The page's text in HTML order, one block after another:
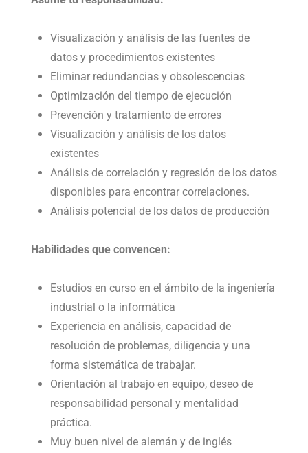
Visualización y análisis de las fuentes de
datos y procedimientos existentes
Eliminar redundancias y obsolescencias
Optimización del tiempo de ejecución
Prevención y tratamiento de errores
Visualización y análisis de los datos
existentes
Análisis de correlación y regresión de los datos
disponibles para encontrar correlaciones.
Análisis potencial de los datos de producción
Habilidades que convencen:
Estudios en curso en el ámbito de la ingeniería
industrial o la informática
Experiencia en análisis, capacidad de
resolución de problemas, diligencia y una
forma sistemática de trabajar.
Orientación al trabajo en equipo, deseo de
responsabilidad personal y mentalidad
práctica.
Muy buen nivel de alemán y de inglés